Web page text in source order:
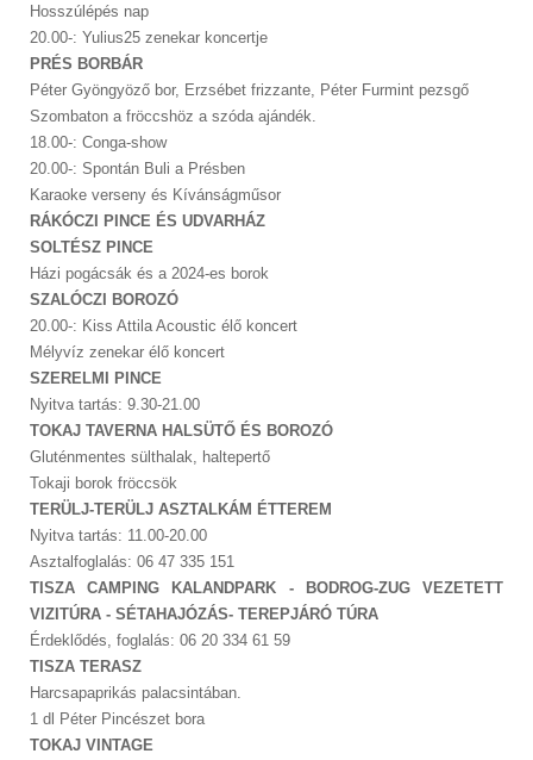
Hosszúlépés nap
20.00-: Yulius25 zenekar koncertje
PRÉS BORBÁR
Péter Gyöngyöző bor, Erzsébet frizzante, Péter Furmint pezsgő
Szombaton a fröccshöz a szóda ajándék.
18.00-: Conga-show
20.00-: Spontán Buli a Présben
Karaoke verseny és Kívánságműsor
RÁKÓCZI PINCE ÉS UDVARHÁZ
SOLTÉSZ PINCE
Házi pogácsák és a 2024-es borok
SZALÓCZI BOROZÓ
20.00-: Kiss Attila Acoustic élő koncert
Mélyvíz zenekar élő koncert
SZERELMI PINCE
Nyitva tartás: 9.30-21.00
TOKAJ TAVERNA HALSÜTŐ ÉS BOROZÓ
Gluténmentes sülthalak, haltepertő
Tokaji borok fröccsök
TERÜLJ-TERÜLJ ASZTALKÁM ÉTTEREM
Nyitva tartás: 11.00-20.00
Asztalfoglalás: 06 47 335 151
TISZA CAMPING KALANDPARK - BODROG-ZUG VEZETETT
VIZITÚRA - SÉTAHAJÓZÁS- TEREPJÁRÓ TÚRA
Érdeklődés, foglalás: 06 20 334 61 59
TISZA TERASZ
Harcsapaprikás palacsintában.
1 dl Péter Pincészet bora
TOKAJ VINTAGE